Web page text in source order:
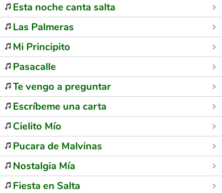
Esta noche canta salta
Las Palmeras
Mi Principito
Pasacalle
Te vengo a preguntar
Escríbeme una carta
Cielito Mío
Pucara de Malvinas
Nostalgia Mía
Fiesta en Salta